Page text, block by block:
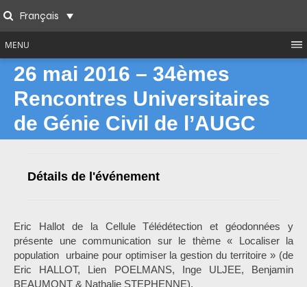
to
content
SearchFrançais
MENU
26 mai 2016 – 34èmes
Rencontres Universitaires
de Génie Civil de l’AUGC
Détails de l'événement
Eric Hallot de la Cellule Télédétection et géodonnées y
présente une communication sur le thème « Localiser la
population urbaine pour optimiser la gestion du territoire » (de
Eric HALLOT, Lien POELMANS, Inge ULJEE, Benjamin
BEAUMONT & Nathalie STEPHENNE).